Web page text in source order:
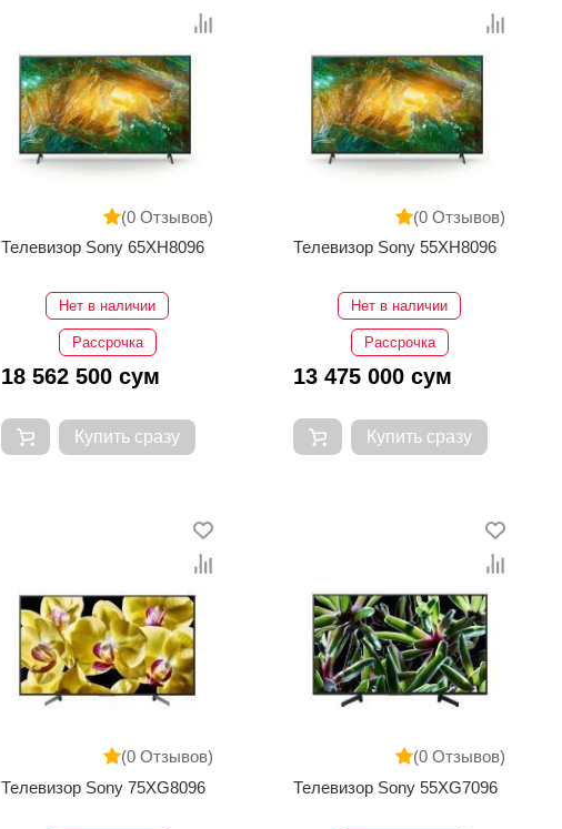
(0 Отзывов)
Телевизор Sony 65XH8096
Нет в наличии
Рассрочка
18 562 500 сум
Купить сразу
(0 Отзывов)
Телевизор Sony 55XH8096
Нет в наличии
Рассрочка
13 475 000 сум
Купить сразу
(0 Отзывов)
Телевизор Sony 75XG8096
(0 Отзывов)
Телевизор Sony 55XG7096